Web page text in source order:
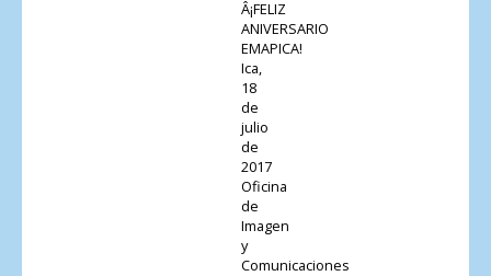
Â¡FELIZ
ANIVERSARIO
EMAPICA!
Ica,
18
de
julio
de
2017
Oficina
de
Imagen
y
Comunicaciones